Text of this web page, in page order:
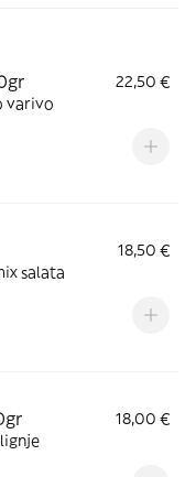
22,50 €
varivo
18,50 €
salata
18,00 €